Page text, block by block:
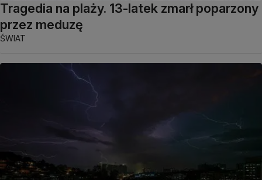
Tragedia na plaży. 13-latek zmarł poparzony
przez meduzę
ŚWIAT